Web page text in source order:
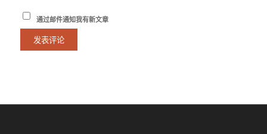
通过邮件通知我有新文章